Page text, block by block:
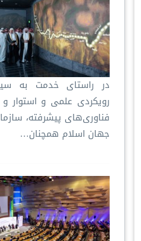
در راستای خدمت به
رویکردی علمی و استوار و
فناوری‌های پیشرفته،
جهان اسلام همچنان…